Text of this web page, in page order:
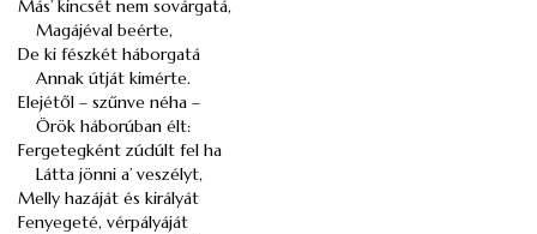
Más’ kincsét nem sovárgatá,
Magájéval beérte,
De ki fészkét háborgatá
Annak útját kimérte.
Elejétől – szűnve néha –
Örök háborúban élt:
Fergetegként zúdúlt fel ha
Látta jönni a’ veszélyt,
Melly hazáját és királyát
Fenyegeté, vérpályáját